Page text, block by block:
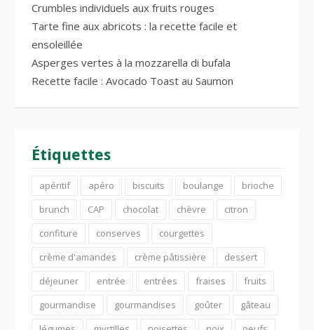
Crumbles individuels aux fruits rouges
Tarte fine aux abricots : la recette facile et
ensoleillée
Asperges vertes à la mozzarella di bufala
Recette facile : Avocado Toast au Saumon
Étiquettes
apéritif apéro biscuits boulange
brioche
brunch
CAP chocolat chèvre
citron
confiture
conserves
courgettes
crème d'amandes
crème pâtissière
dessert
déjeuner
entrée entrées fraises
fruits
gourmandise
gourmandises goûter
gâteau